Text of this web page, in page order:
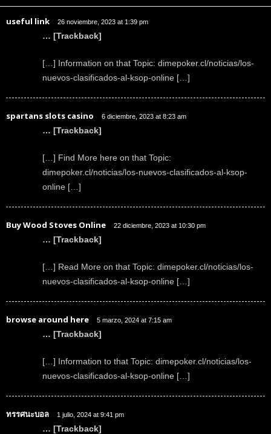
useful link 26 noviembre, 2023 at 1:39 pm
… [Trackback]
[…] Information on that Topic: dimepoker.cl/noticias/los-
nuevos-clasificados-al-ksop-online […]
spartans slots casino 6 diciembre, 2023 at 8:23 am
… [Trackback]
[…] Find More here on that Topic:
dimepoker.cl/noticias/los-nuevos-clasificados-al-ksop-
online […]
Buy Wood Stoves Online 22 diciembre, 2023 at 10:30 pm
… [Trackback]
[…] Read More on that Topic: dimepoker.cl/noticias/los-
nuevos-clasificados-al-ksop-online […]
browse around here 5 marzo, 2024 at 7:15 am
… [Trackback]
[…] Information to that Topic: dimepoker.cl/noticias/los-
nuevos-clasificados-al-ksop-online […]
ทรรศนะบอล 1 julio, 2024 at 9:41 pm
… [Trackback]